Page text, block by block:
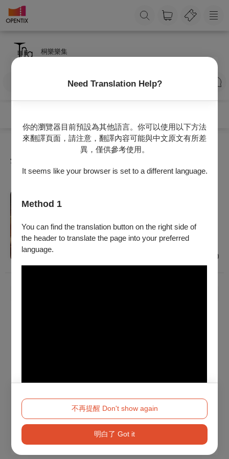
Need Translation Help?
你的瀏覽器目前預設為其他語言。你可以使用以下方法
來翻譯頁面，請注意，翻譯內容可能與中文原文有所差
異，僅供參考使用。
It seems like your browser is set to a different language.
Method 1
You can find the translation button on the right side of
the header to translate the page into your preferred
language.
Method 2
不再提醒 Don't show again
明白了 Got it
桐樂樂集
訂閱
全部節目
$300 - $500